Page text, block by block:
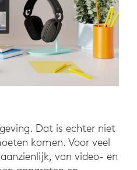
Dat is echter niet
komen. Voor veel
van video- en